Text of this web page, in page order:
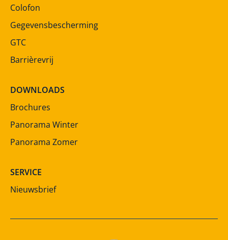
Colofon
Gegevensbescherming
GTC
Barrièrevrij
DOWNLOADS
Brochures
Panorama Winter
Panorama Zomer
SERVICE
Nieuwsbrief